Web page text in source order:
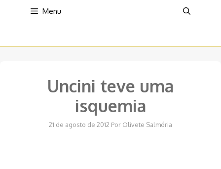
Menu
Uncini teve uma
isquemia
21 de agosto de 2012 Por Olivete Salmória